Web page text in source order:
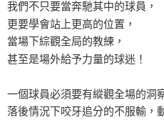
我們不只要當奔馳其中的球員，
更要學會站上更高的位置，
當場下綜觀全局的教練，
甚至是場外給予力量的球迷！
一個球員必須要有縱觀全場的洞
落後情況下咬牙追分的不服輸，